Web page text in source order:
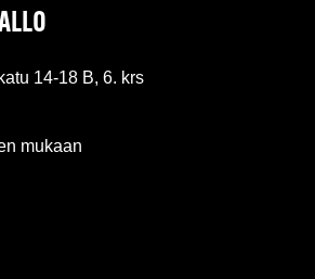
14-18 B, 6. krs
mukaan